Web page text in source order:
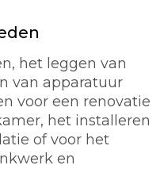
het leggen van
van apparatuur
voor een renovatie
het installeren
of voor het
en